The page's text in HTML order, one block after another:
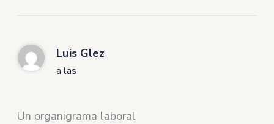
Luis Glez
a las
Un organigrama laboral